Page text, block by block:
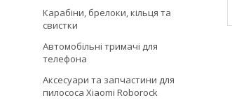
Карабіни, брелоки, кільця та
свистки
Автомобільні тримачі для
телефона
Аксесуари та запчастини для
пилососа Xiaomi Roborock